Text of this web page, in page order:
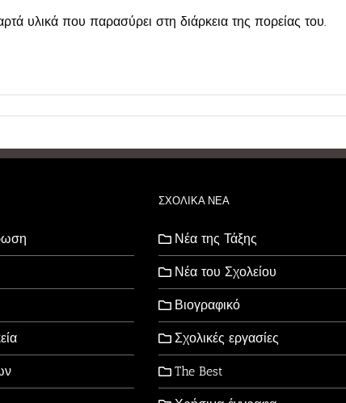
υλικά που παρασύρει στη διάρκεια της πορείας του.
ΣΧΟΛΙΚΑ ΝΕΑ
Νέα της Τάξης
Νέα του Σχολείου
Βιογραφικό
Σχολικές εργασίες
The Best